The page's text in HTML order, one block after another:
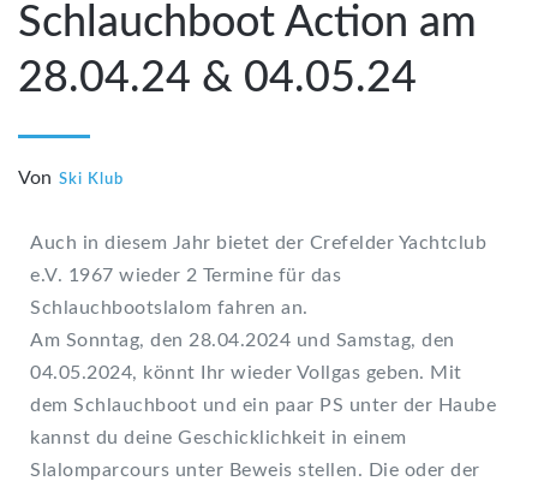
Schlauchboot Action am
28.04.24 & 04.05.24
Von Ski Klub
Auch in diesem Jahr bietet der Crefelder Yachtclub
e.V. 1967 wieder 2 Termine für das
Schlauchbootslalom fahren an.
Am Sonntag, den 28.04.2024 und Samstag, den
04.05.2024, könnt Ihr wieder Vollgas geben. Mit
dem Schlauchboot und ein paar PS unter der Haube
kannst du deine Geschicklichkeit in einem
Slalomparcours unter Beweis stellen. Die oder der